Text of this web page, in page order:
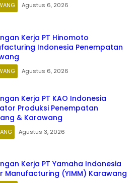
Agustus 6, 2026
Kerja PT Hinomoto
Indonesia Penempatan
Agustus 6, 2026
Kerja PT KAO Indonesia
Produksi Penempatan
& Karawang
Agustus 3, 2026
Kerja PT Yamaha Indonesia
Manufacturing (YIMM) Karawang